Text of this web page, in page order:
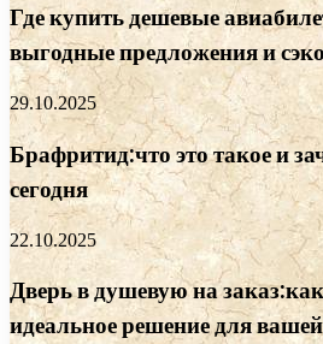
Где купить дешевые
выгодные предложения и
29.10.2025
Брафритид:что это такое и
сегодня
22.10.2025
Дверь в душевую на
идеальное решение для